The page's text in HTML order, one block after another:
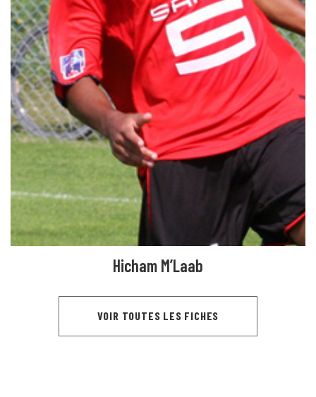
Hicham M’Laab
VOIR TOUTES LES FICHES